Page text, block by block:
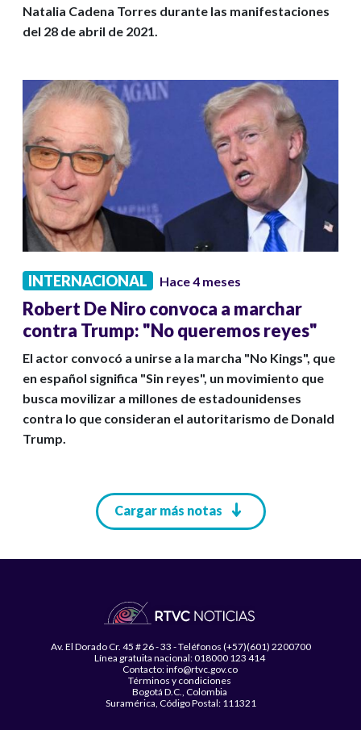
Natalia Cadena Torres durante las manifestaciones
del 28 de abril de 2021.
INTERNACIONAL Hace 4 meses
Robert De Niro convoca a marchar
contra Trump: "No queremos reyes"
El actor convocó a unirse a la marcha "No Kings", que
en español significa "Sin reyes", un movimiento que
busca movilizar a millones de estadounidenses
contra lo que consideran el autoritarismo de Donald
Trump.
Cargar más notas
Av. El Dorado Cr. 45 # 26 - 33 - Teléfonos (+57)(601) 2200700
Línea gratuita nacional: 018000 123 414
Contacto: info@rtvc.gov.co
Términos y condiciones
Bogotá D.C., Colombia
Suramérica, Código Postal: 111321